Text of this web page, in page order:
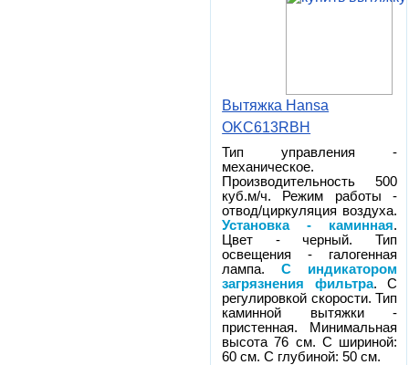
Вытяжка Hansa
OKC613RBH
Тип управления -
механическое.
Производительность 500
куб.м/ч. Режим работы -
отвод/циркуляция воздуха.
Установка - каминная.
Цвет - черный. Тип
освещения - галогенная
лампа.С индикатором
загрязнения фильтра. С
регулировкой скорости. Тип
каминной вытяжки -
пристенная. Минимальная
высота 76 см. С шириной:
60 см. С глубиной: 50 см.